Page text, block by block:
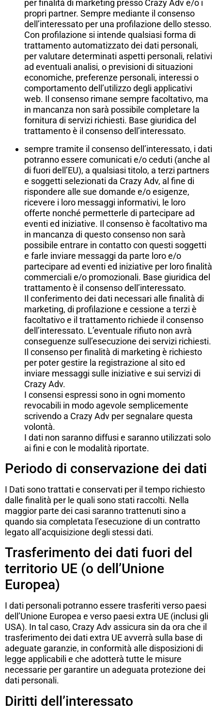
per finalità di marketing presso Crazy Adv e/o i
propri partner. Sempre mediante il consenso
dell’interessato per una profilazione dello stesso.
Con profilazione si intende qualsiasi forma di
trattamento automatizzato dei dati personali,
per valutare determinati aspetti personali, relativi
ad eventuali analisi, o previsioni di situazioni
economiche, preferenze personali, interessi o
comportamento dell’utilizzo degli applicativi
web. Il consenso rimane sempre facoltativo, ma
in mancanza non sarà possibile completare la
fornitura di servizi richiesti. Base giuridica del
trattamento è il consenso dell’interessato.
sempre tramite il consenso dell’interessato, i dati
potranno essere comunicati e/o ceduti (anche al
di fuori dell’EU), a qualsiasi titolo, a terzi partners
e soggetti selezionati da Crazy Adv, al fine di
rispondere alle sue domande e/o esigenze,
ricevere i loro messaggi informativi, le loro
offerte nonché permetterle di partecipare ad
eventi ed iniziative. Il consenso è facoltativo ma
in mancanza di questo consenso non sarà
possibile entrare in contatto con questi soggetti
e farle inviare messaggi da parte loro e/o
partecipare ad eventi ed iniziative per loro finalità
commerciali e/o promozionali. Base giuridica del
trattamento è il consenso dell’interessato.
Il conferimento dei dati necessari alle finalità di
marketing, di profilazione e cessione a terzi è
facoltativo e il trattamento richiede il consenso
dell’interessato. L’eventuale rifiuto non avrà
conseguenze sull’esecuzione dei servizi richiesti.
Il consenso per finalità di marketing è richiesto
per poter gestire la registrazione al sito ed
inviare messaggi sulle iniziative e sui servizi di
Crazy Adv.
I consensi espressi sono in ogni momento
revocabili in modo agevole semplicemente
scrivendo a Crazy Adv per segnalare questa
volontà.
I dati non saranno diffusi e saranno utilizzati solo
ai fini e con le modalità riportate.
Periodo di conservazione dei dati
I Dati sono trattati e conservati per il tempo richiesto
dalle finalità per le quali sono stati raccolti. Nella
maggior parte dei casi saranno trattenuti sino a
quando sia completata l’esecuzione di un contratto
legato all’acquisizione degli stessi dati.
Trasferimento dei dati fuori del
territorio UE (o dell’Unione
Europea)
I dati personali potranno essere trasferiti verso paesi
dell’Unione Europea e verso paesi extra UE (inclusi gli
USA). In tal caso, Crazy Adv assicura sin da ora che il
trasferimento dei dati extra UE avverrà sulla base di
adeguate garanzie, in conformità alle disposizioni di
legge applicabili e che adotterà tutte le misure
necessarie per garantire un adeguata protezione dei
dati personali.
Diritti dell’interessato